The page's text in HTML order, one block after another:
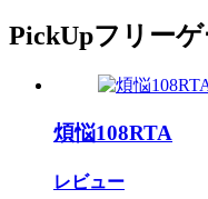
PickUpフリーゲ
煩悩108RTA
レビュー